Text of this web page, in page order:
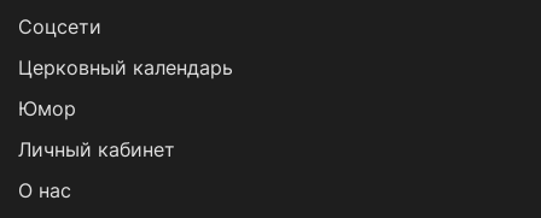
Cоцсети
Церковный календарь
Юмор
Личный кабинет
О нас